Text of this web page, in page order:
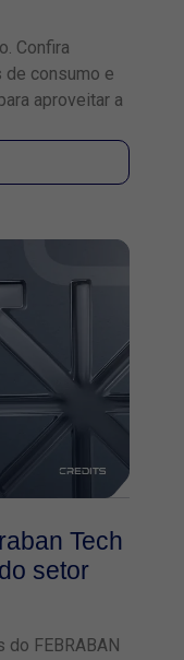
Confira
de consumo e
aproveitar a
Tech
setor
FEBRABAN